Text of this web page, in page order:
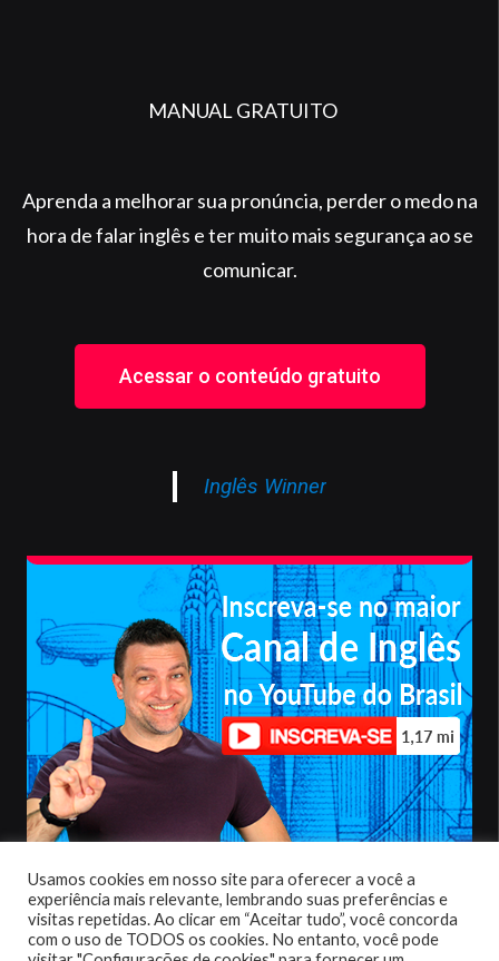
Usamos cookies em nosso site para oferecer a você a
experiência mais relevante, lembrando suas preferências e
visitas repetidas. Ao clicar em “Aceitar tudo”, você concorda
com o uso de TODOS os cookies. No entanto, você pode
MANUAL GRATUITO
Aprenda a melhorar sua pronúncia, perder o medo na
hora de falar inglês e ter muito mais segurança ao se
comunicar.
Acessar o conteúdo gratuito
Inglês Winner
Política de privacidade|Termos de uso